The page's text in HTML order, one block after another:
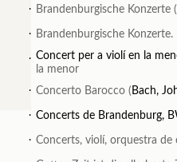
. Brandenburgische Konzerte (
. Brandenburgische Konzerte.
. Concert per a violí en la
la menor
. Concerto Barocco ( Bach,
. Concerts de Brandenburg,
. Concerts, violí, orquestra